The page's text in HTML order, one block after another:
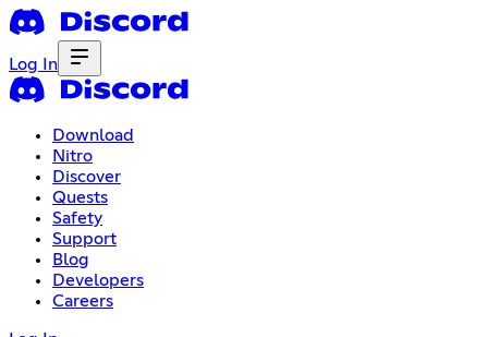
Log In
Download
Nitro
Discover
Quests
Safety
Support
Blog
Developers
Careers